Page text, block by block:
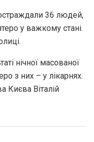
36 людей,
у важкому стані.
нічної масованої
з них – у лікарнях.
Києва Віталій